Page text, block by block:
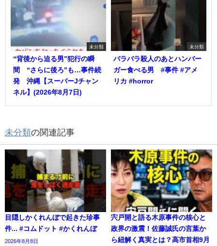
未分類
“背後から迫る男”犯行の瞬
間 “さらに後ろ”も…事件続
発 沖縄【スーパーJチャン
ネル】(2026年8月7日)
未分類
バラバラ殺人のあとハンバー
ガー食べる男 #事件 #アメ
リカ #horror
未分類の関連記事
目隠しかくれんぼで起きた珍事
件... #コムドット #かくれんぼ
2026年8月8日
宍戸開と語る木原事件の核心と
政界の激震！佐藤誠氏の言葉か
ら紐解く真実とは？高市首相9月